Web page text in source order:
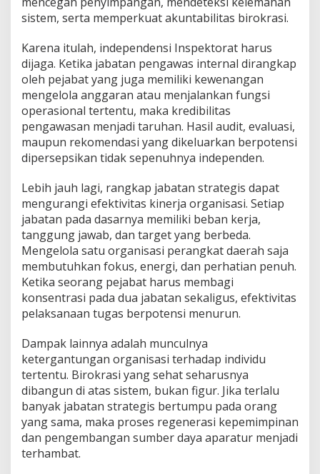
sistem, serta memperkuat akuntabilitas birokrasi.
Karena itulah, independensi Inspektorat harus
dijaga. Ketika jabatan pengawas internal dirangkap
oleh pejabat yang juga memiliki kewenangan
mengelola anggaran atau menjalankan fungsi
operasional tertentu, maka kredibilitas
pengawasan menjadi taruhan. Hasil audit, evaluasi,
maupun rekomendasi yang dikeluarkan berpotensi
dipersepsikan tidak sepenuhnya independen.
Lebih jauh lagi, rangkap jabatan strategis dapat
mengurangi efektivitas kinerja organisasi. Setiap
jabatan pada dasarnya memiliki beban kerja,
tanggung jawab, dan target yang berbeda.
Mengelola satu organisasi perangkat daerah saja
membutuhkan fokus, energi, dan perhatian penuh.
Ketika seorang pejabat harus membagi
konsentrasi pada dua jabatan sekaligus, efektivitas
pelaksanaan tugas berpotensi menurun.
Dampak lainnya adalah munculnya
ketergantungan organisasi terhadap individu
tertentu. Birokrasi yang sehat seharusnya
dibangun di atas sistem, bukan figur. Jika terlalu
banyak jabatan strategis bertumpu pada orang
yang sama, maka proses regenerasi kepemimpinan
dan pengembangan sumber daya aparatur menjadi
terhambat.